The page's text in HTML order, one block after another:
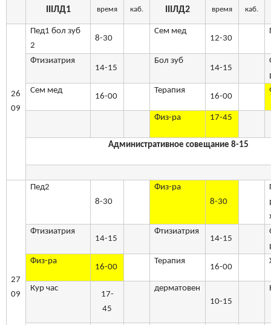
IIIЛД1 время каб. IIIЛД2 время каб.
26
09
Пед1 бол зуб
2
8-30
Сем мед
12-30
Фтизиатрия
14-15
Бол зуб
14-15
Сем мед
16-00
Терапия
16-00
Физ-ра 17-45
Административное совещание 8-15
27
09
Пед2
8-30
Физ-ра
8-30
Фтизиатрия
14-15
Фтизиатрия
14-15
Физ-ра
16-00
Терапия
16-00
Кур час
17-
45
дерматовен
10-15